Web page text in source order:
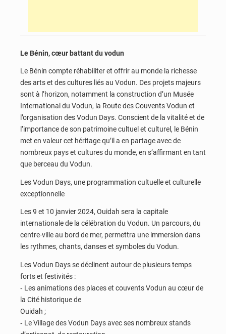
Le Bénin, cœur battant du vodun
Le Bénin compte réhabiliter et offrir au monde la richesse
des arts et des cultures liés au Vodun. Des projets majeurs
sont à l’horizon, notamment la construction d’un Musée
International du Vodun, la Route des Couvents Vodun et
l’organisation des Vodun Days. Conscient de la vitalité et de
l’importance de son patrimoine cultuel et culturel, le Bénin
met en valeur cet héritage qu’il a en partage avec de
nombreux pays et cultures du monde, en s’affirmant en tant
que berceau du Vodun.
Les Vodun Days, une programmation cultuelle et culturelle
exceptionnelle
Les 9 et 10 janvier 2024, Ouidah sera la capitale
internationale de la célébration du Vodun. Un parcours, du
centre-ville au bord de mer, permettra une immersion dans
les rythmes, chants, danses et symboles du Vodun.
Les Vodun Days se déclinent autour de plusieurs temps
forts et festivités :
‐ Les animations des places et couvents Vodun au cœur de
la Cité historique de
Ouidah ;
‐ Le Village des Vodun Days avec ses nombreux stands